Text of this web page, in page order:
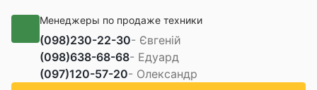
Менеджеры по продаже техники
(098)230-22-30- Євгеній
(098)638-68-68- Едуард
(097)120-57-20- Олександр